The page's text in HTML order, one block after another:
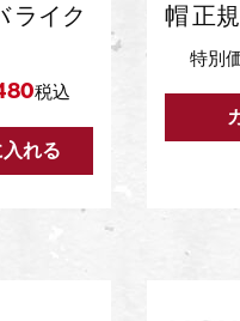
ライク
税込
れる
帽 正
特別